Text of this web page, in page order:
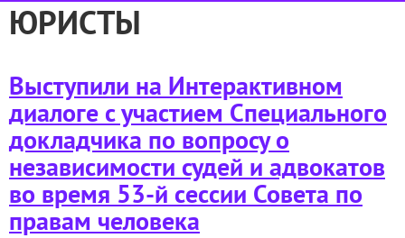
ЮРИСТЫ
Выступили на Интерактивном
диалоге с участием Специального
докладчика по вопросу о
независимости судей и адвокатов
во время 53-й сессии Совета по
правам человека